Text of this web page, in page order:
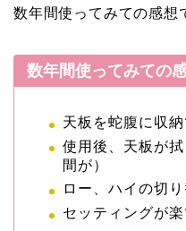
数年間使ってみての感想
数年間使ってみての
天板を蛇腹に収
使用後、天板が
間が）
ロー、ハイの切
セッティングが